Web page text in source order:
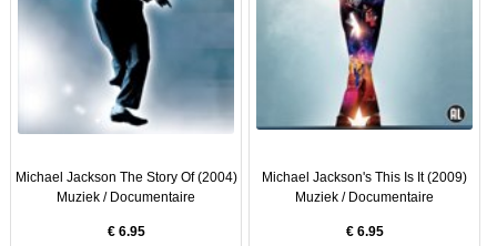
Michael Jackson The Story Of (2004)
Muziek / Documentaire
€ 6.95
Michael Jackson's This Is It (2009)
Muziek / Documentaire
€ 6.95